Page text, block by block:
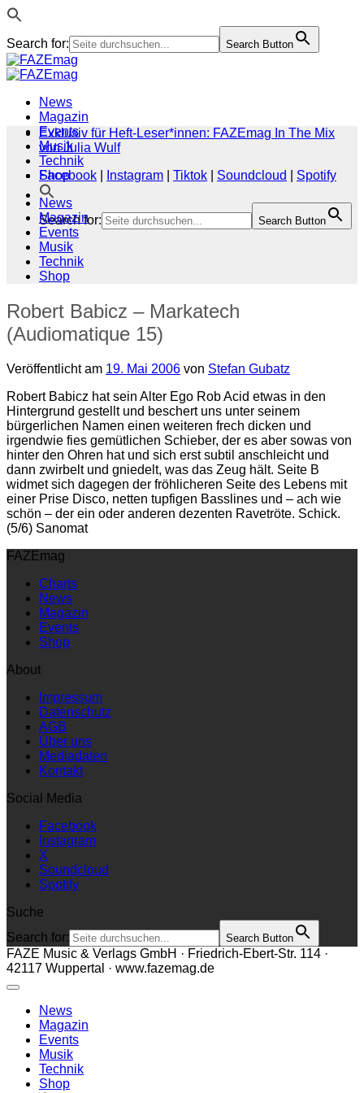
Search for: Search Button
Zum
Inhalt
News
Magazin
Events
Musik
Technik
Shop
Search for: Search Button
Exklusiv für Heft-Leser*innen: FAZEmag In The Mix
von Julia Wulf
Facebook
Instagram Tiktok Soundcloud
Spotify
News
Magazin
Events
Musik
Technik
Shop
Robert Babicz – Markatech
(Audiomatique 15)
Veröffentlicht am 19. Mai 2006 von Stefan Gubatz
Robert Babicz hat sein Alter Ego Rob Acid etwas in den
Hintergrund gestellt und beschert uns unter seinem
bürgerlichen Namen einen weiteren frech dicken und
irgendwie fies gemütlichen Schieber, der es aber sowas von
hinter den Ohren hat und sich erst subtil anschleicht und
dann zwirbelt und gniedelt, was das Zeug hält. Seite B
widmet sich dagegen der fröhlicheren Seite des Lebens mit
einer Prise Disco, netten tupfigen Basslines und – ach wie
schön – der ein oder anderen dezenten Ravetröte. Schick.
(5/6) Sanomat
FAZEmag
Charts
News
Magazin
Events
Shop
About
Impressum
Datenschutz
AGB
Über uns
Mediadaten
Kontakt
Social Media
Facebook
Instagram
X
Soundcloud
Spotify
Suche
Search for:
Search Button
FAZE Music & Verlags GmbH · Friedrich-Ebert-Str. 114 ·
42117 Wuppertal · www.fazemag.de
News
Magazin
Events
Musik
Technik
Shop